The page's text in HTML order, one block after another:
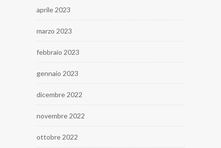
aprile 2023
marzo 2023
febbraio 2023
gennaio 2023
dicembre 2022
novembre 2022
ottobre 2022